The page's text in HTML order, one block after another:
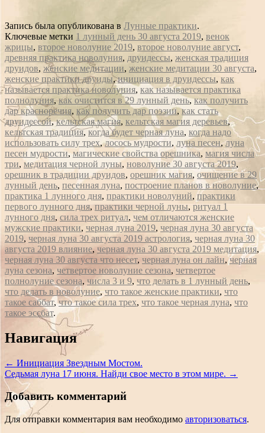
Запись была опубликована в Лунные практики.
Ключевые метки 1 лунный день 30 августа 2019, венок
жрицы, второе новолуние 2019, второе новолуние август,
древняя практика новолуния, друидессы, женская традиция
друидов, женские медитации, женские медитации 30 августа,
женские практики друиды,инициация в друидессы, как
называется практика новолуния,как называется практика
полнолуния,как очистится в 29 лунный день,как получить
дар красноречия, как получить дар поэзии,как стать
друидессой,кельтская магия, кельтская магия деревьев,
кельтская традиция,когда будет черная луна, когда надо
использовать силу трех,лосось мудрости, луна песен,луна
песен мудрости,магические свойства орешника, магия числа
три, медитация черной луны, новолуние 30 августа 2019,
орешник в традиции друидов, орешник магия, очищение в 29
лунный день, песенная луна, построение планов в новолуние,
практика 1 лунного дня, практики новолуний,практики
первого лунного дня, практики черной луны, ритуал 1
лунного дня, сила трех ритуал, чем отличаются женские
мужские практики, черная луна 2019, черная луна 30 августа
2019, черная луна 30 августа 2019 астрология, черная луна 30
августа 2019 влияние,черная луна 30 августа 2019 медитация,
черная луна 30 августа что несет, черная луна он лайн,черная
луна сезона, четвертое новолуние сезона, четвертое
полнолуние сезона, числа 3 и 9, что делать в 1 лунный день,
что делать в новолуние,что такое женские практики, что
такое саббат,что такое сила трех, что такое черная луна, что
такое эссбат.
Сообщение
навигации
Навигация
← Инициация Звездным Мостом.
Седьмая луна 17 июня. Найди свое место в этом мире. →
Добавить комментарий
Для отправки комментария вам необходимо авторизоваться.